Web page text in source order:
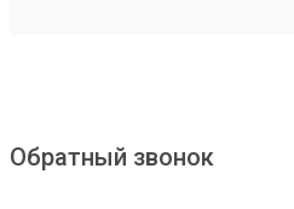
Обратный звонок